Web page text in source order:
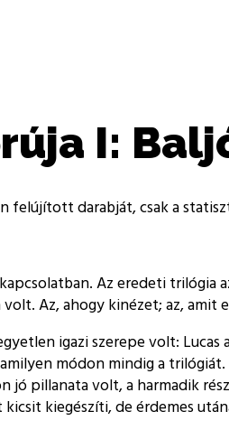
I:
felújított darabját, csak a
Az eredeti
Az, ahogy kinézet; az, amit
igazi szerepe volt:
módon mindig a
jó pillanata volt, a harmadik
kiegészíti, de érdemes